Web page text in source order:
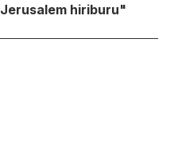
Jerusalem hiriburu"